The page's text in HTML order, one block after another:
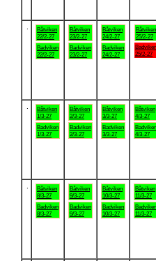
Båtviken
22/2-27
Badviken
22/2-27
Båtviken
23/2-27
Badviken
23/2-27
Båtviken
24/2-27
Badviken
24/2-27
Båtviken
25/2-27
Badviken
25/2-27
Båtviken
1/3-27
Badviken
1/3-27
Båtviken
2/3-27
Badviken
2/3-27
Båtviken
3/3-27
Badviken
3/3-27
Båtviken
4/3-27
Badviken
4/3-27
Båtviken
8/3-27
Badviken
8/3-27
Båtviken
9/3-27
Badviken
9/3-27
Båtviken
10/3-27
Badviken
10/3-27
Båtviken
11/3-27
Badviken
11/3-27